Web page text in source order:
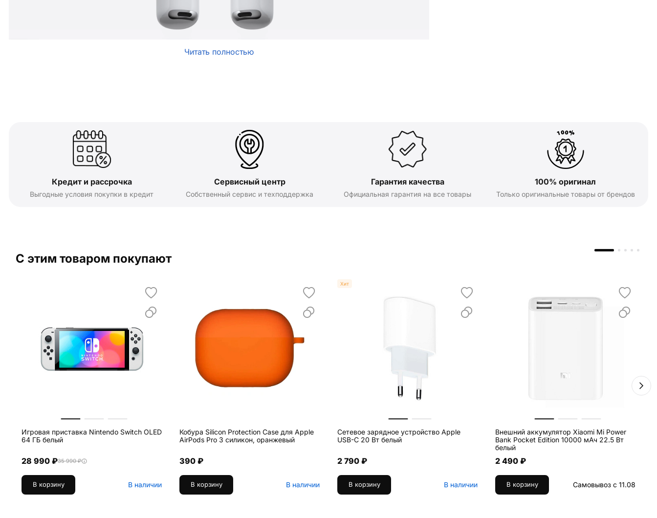
Читать полностью
Кредит и рассрочка
Выгодные условия покупки в кредит
Сервисный центр
Собственный сервис и техподдержка
Гарантия качества
Официальная гарантия на все товары
100% оригинал
Только оригинальные товары от брендов
С этим товаром покупают
Игровая приставка Nintendo Switch OLED
64 ГБ белый
28 990 ₽35 990 ₽
В корзину В наличии
Кобура Silicon Protection Case для Apple
AirPods Pro 3 силикон, оранжевый
390 ₽
В корзину В наличии
Хит
Сетевое зарядное устройство Apple
USB-C 20 Вт белый
2 790 ₽
В корзину В наличии
Внешний аккумулятор Xiaomi Mi Power
Bank Pocket Edition 10000 мАч 22.5 Вт
белый
2 490 ₽
В корзину Самовывоз с 11.08